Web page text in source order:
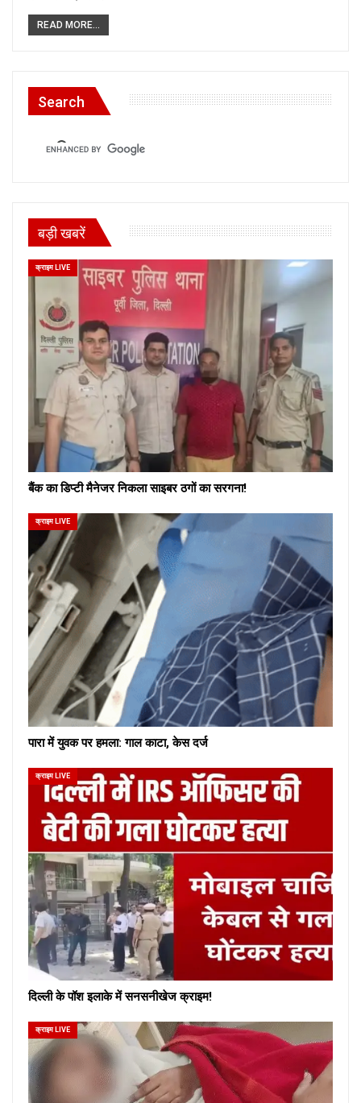
READ MORE...
Search
बड़ी खबरें
क्राइम LIVE
बैंक का डिप्टी मैनेजर निकला साइबर ठगों का सरगना!
क्राइम LIVE
पारा में युवक पर हमला: गाल काटा, केस दर्ज
क्राइम LIVE
दिल्ली के पॉश इलाके में सनसनीखेज क्राइम!
क्राइम LIVE